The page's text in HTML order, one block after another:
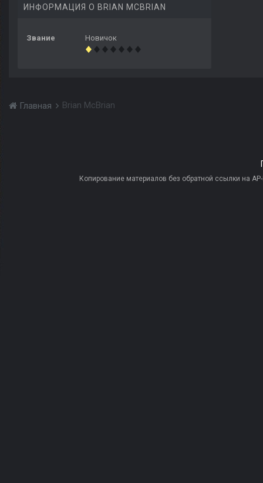
ИНФОРМАЦИЯ О BRIAN MCBRIAN
Звание Новичок
Главная Brian McBrian
Копирование материалов без обратной ссылки на